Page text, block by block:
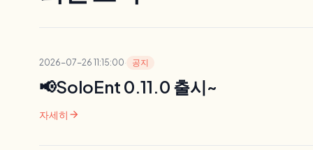
2026-07-26 11:15:00· 공지
📢SoloEnt 0.11.0 출시~
자세히 arrow_forward